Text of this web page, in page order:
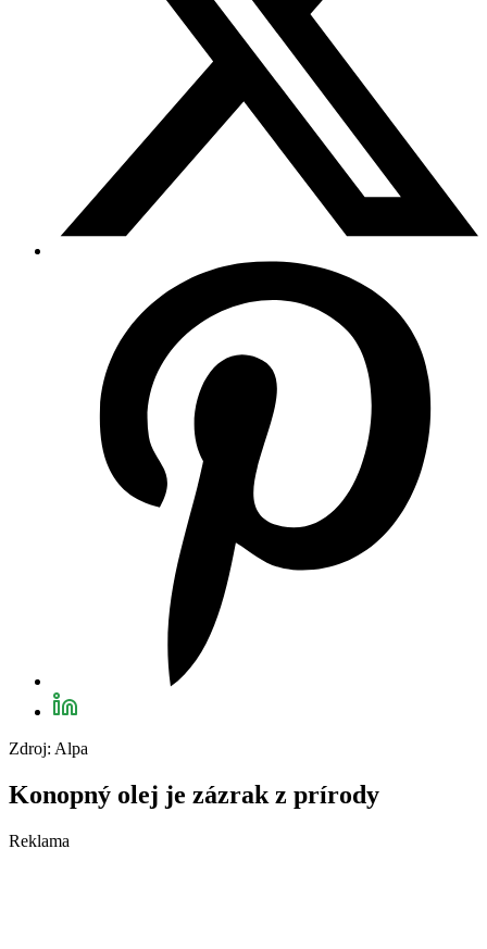
Zdroj: Alpa
Konopný olej je zázrak z prírody
Reklama